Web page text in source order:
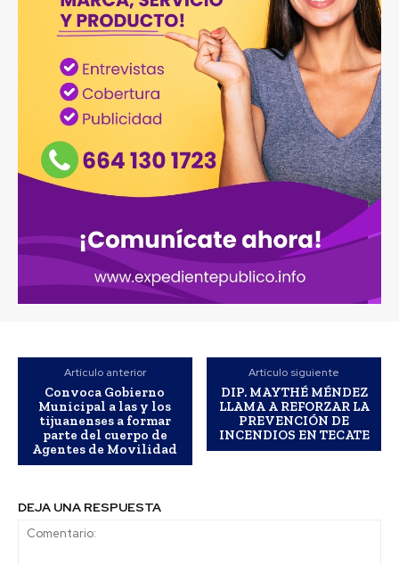
Artículo anterior
Convoca Gobierno
Municipal a las y los
tijuanenses a formar
parte del cuerpo de
Agentes de Movilidad
Artículo siguiente
DIP. MAYTHÉ MÉNDEZ
LLAMA A REFORZAR LA
PREVENCIÓN DE
INCENDIOS EN TECATE
DEJA UNA RESPUESTA